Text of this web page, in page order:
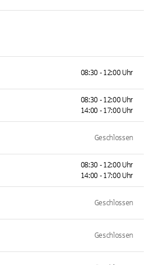
08:30 - 12:00 Uhr
08:30 - 12:00 Uhr
14:00 - 17:00 Uhr
Geschlossen
08:30 - 12:00 Uhr
14:00 - 17:00 Uhr
Geschlossen
Geschlossen